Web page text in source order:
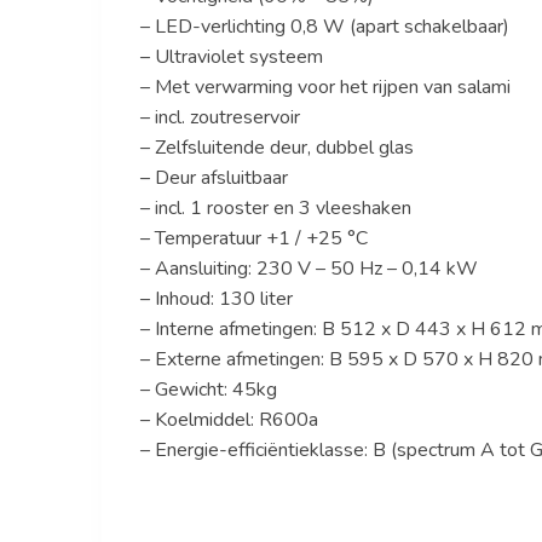
– LED-verlichting 0,8 W (apart schakelbaar)
– Ultraviolet systeem
– Met verwarming voor het rijpen van salami
– incl. zoutreservoir
– Zelfsluitende deur, dubbel glas
– Deur afsluitbaar
– incl. 1 rooster en 3 vleeshaken
– Temperatuur +1 / +25 °C
– Aansluiting: 230 V – 50 Hz – 0,14 kW
– Inhoud: 130 liter
– Interne afmetingen: B 512 x D 443 x H 612
– Externe afmetingen: B 595 x D 570 x H 820
– Gewicht: 45kg
– Koelmiddel: R600a
– Energie-efficiëntieklasse: B (spectrum A tot